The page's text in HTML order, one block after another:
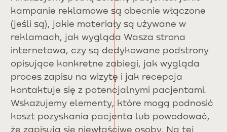
kampanie reklamowe są obecnie włączone
(jeśli są), jakie materiały są używane w
reklamach, jak wygląda Wasza strona
internetowa, czy są dedykowane podstrony
opisujące konkretne zabiegi, jak wygląda
proces zapisu na wizytę i jak recepcja
kontaktuje się z potencjalnymi pacjentami.
Wskazujemy elementy, które mogą podnosić
koszt pozyskania pacjenta lub powodować,
że zapisują się niewłaściwe osoby. Na tej